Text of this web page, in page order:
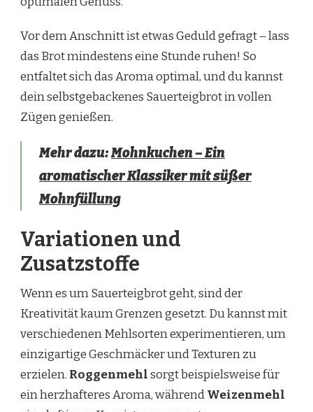
Vor dem Anschnitt ist etwas Geduld gefragt – lass
das Brot mindestens eine Stunde ruhen! So
entfaltet sich das Aroma optimal, und du kannst
dein selbstgebackenes Sauerteigbrot in vollen
Zügen genießen.
Mehr dazu:Mohnkuchen – Ein
aromatischer Klassiker mit süßer
Mohnfüllung
Variationen und
Zusatzstoffe
Wenn es um Sauerteigbrot geht, sind der
Kreativität kaum Grenzen gesetzt. Du kannst mit
verschiedenen Mehlsorten experimentieren, um
einzigartige Geschmäcker und Texturen zu
erzielen. Roggenmehlsorgt beispielsweise für
ein herzhafteres Aroma, währendWeizenmehl